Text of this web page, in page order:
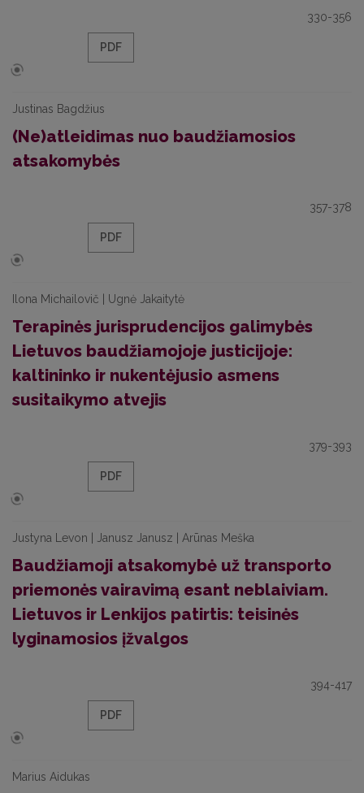
330-356
PDF
Justinas Bagdžius
(Ne)atleidimas nuo baudžiamosios
atsakomybės
357-378
PDF
Ilona Michailovič | Ugnė Jakaitytė
Terapinės jurisprudencijos galimybės
Lietuvos baudžiamojoje justicijoje:
kaltininko ir nukentėjusio asmens
susitaikymo atvejis
379-393
PDF
Justyna Levon | Janusz Janusz | Arūnas Meška
Baudžiamoji atsakomybė už transporto
priemonės vairavimą esant neblaiviam.
Lietuvos ir Lenkijos patirtis: teisinės
lyginamosios įžvalgos
394-417
PDF
Marius Aidukas